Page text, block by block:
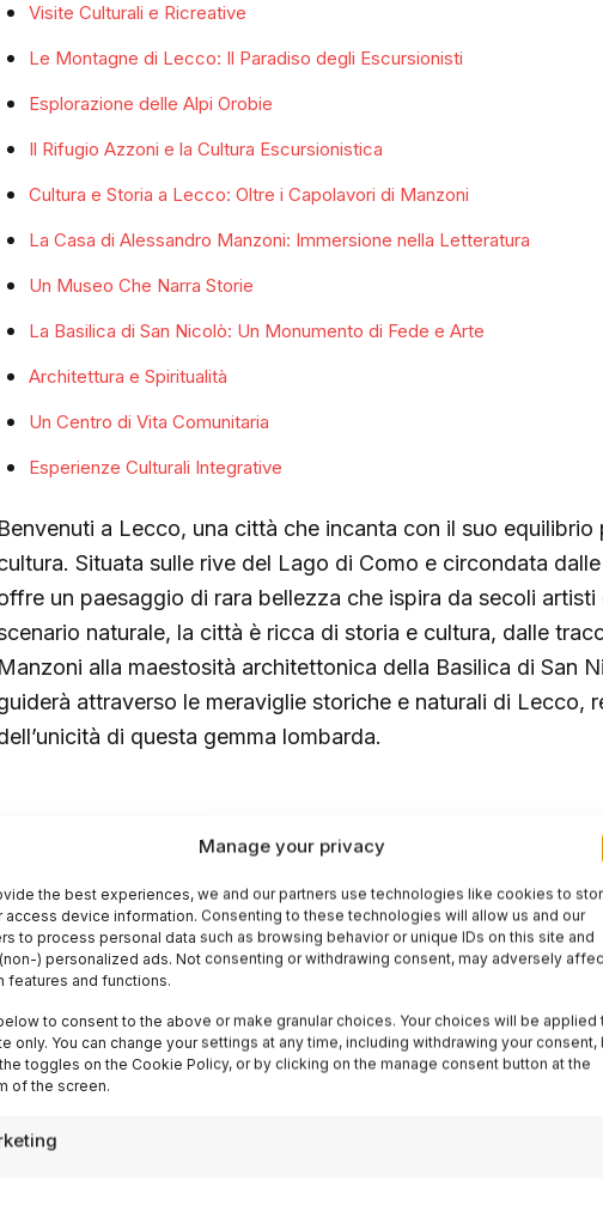
Manage your privacy
the best experiences, we and our partners use technologies like cookies to
access device information. Consenting to these technologies will allow us and our
to process personal data such as browsing behavior or unique IDs on this site and
) personalized ads. Not consenting or withdrawing consent, may adversely
features and functions.
to consent to the above or make granular choices. Your choices will be applied
only. You can change your settings at any time, including withdrawing your consent,
toggles on the Cookie Policy, or by clicking on the manage consent button at the
of the screen.
Visite Culturali e Ricreative
Le Montagne di Lecco: Il Paradiso degli Escursionisti
Esplorazione delle Alpi Orobie
Il Rifugio Azzoni e la Cultura Escursionistica
Cultura e Storia a Lecco: Oltre i Capolavori di Manzoni
La Casa di Alessandro Manzoni: Immersione nella Letteratura
Un Museo Che Narra Storie
La Basilica di San Nicolò: Un Monumento di Fede e Arte
Architettura e Spiritualità
Un Centro di Vita Comunitaria
Esperienze Culturali Integrative
Benvenuti a Lecco, una città che incanta con il suo
Situata sulle rive del Lago di Como e circondata
un paesaggio di rara bellezza che ispira da secoli
naturale, la città è ricca di storia e cultura, dalle
Manzoni alla maestosità architettonica della Basilica di San
attraverso le meraviglie storiche e naturali di Lecco,
di questa gemma lombarda.
Lecco: Incanto tra Acque e Monti
, situata al margine orientale delLake Comoe
incarna una sintesi perfetta di bellezza naturale e ricchezza
una destinazione di primo piano per chi cerca di
Lombardia. A dispetto della sua vicinanza con la più
per un’atmosfera più intima e autentica,
storiche e culturali.